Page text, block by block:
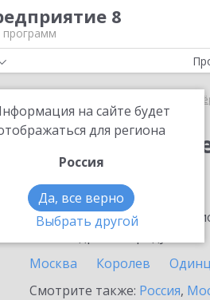
8
программ
на сайте будет
для региона
Россия
Да, все верно
Выбрать другой
Выбор
в Коломне
Ознакомьтесь с
Москва
Королев
Смотрите также: Россия,